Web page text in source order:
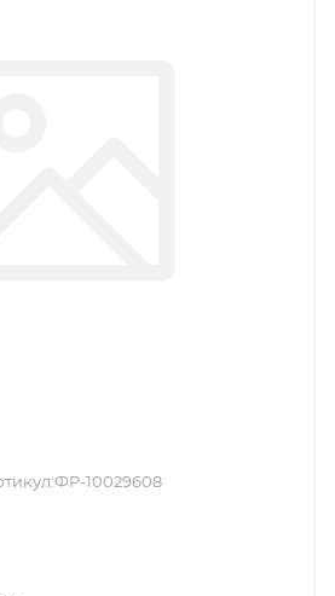
ФР-10029608